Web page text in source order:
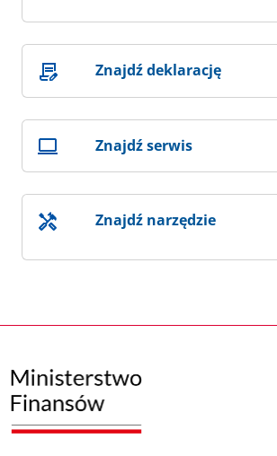
Znajdź deklarację
Znajdź serwis
Znajdź narzędzie